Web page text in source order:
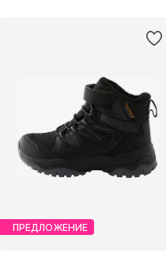
ПРЕДЛОЖЕНИЕ